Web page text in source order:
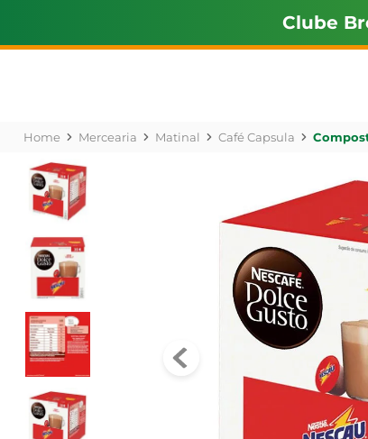
Clube
Mercearia Matinal Café Capsula